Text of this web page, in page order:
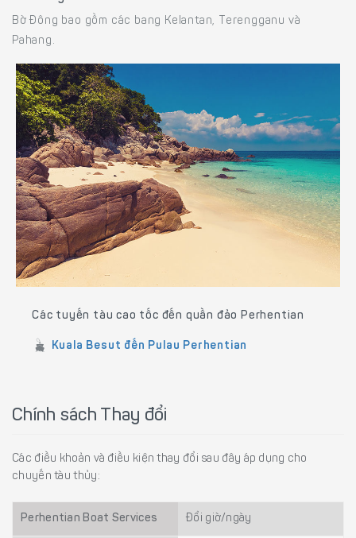
Bờ Đông bao gồm các bang Kelantan, Terengganu và
Pahang.
Các tuyến tàu cao tốc đến quần đảo Perhentian
Kuala Besut đến Pulau Perhentian
Chính sách Thay đổi
Các điều khoản và điều kiện thay đổi sau đây áp dụng cho
chuyến tàu thủy:
Perhentian Boat Services Đổi giờ/ngày